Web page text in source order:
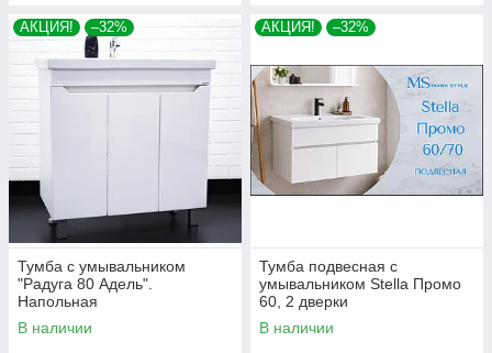
АКЦИЯ! –32%
Тумба с умывальником
"Радуга 80 Адель".
Напольная
В наличии
АКЦИЯ! –32%
Тумба подвесная с
умывальником Stella Промо
60, 2 дверки
В наличии